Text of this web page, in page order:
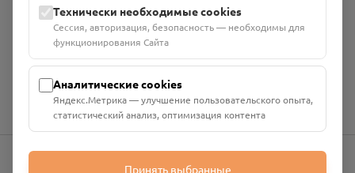
ИНН: 6700029207 ОГРН: 1256700001986
Юридический адрес: 216790, Смоленская область, р-н
Руднянский, г. Рудня, улица Западная, д. 26А, пом. 18
Номер счёта: 40702810901130004287 в АО "АЛЬФА-БАНК"
Технически необходимые cookies
Сессия, авторизация, безопасность — необходимы для
функционирования Сайта
Аналитические cookies
Яндекс.Метрика — улучшение пользовательского опыта,
статистический анализ, оптимизация контента
Принять выбранные